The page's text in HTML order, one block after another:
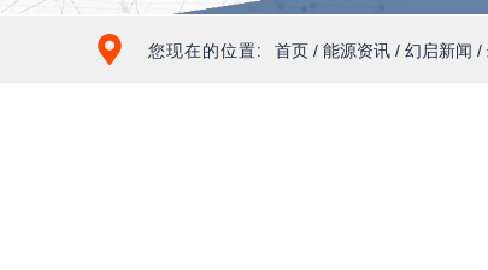
您现在的位置: 首页 / 能源资讯 / 幻启新闻 /